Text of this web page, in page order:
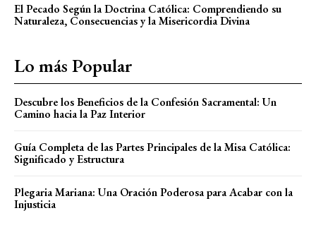
El Pecado Según la Doctrina Católica: Comprendiendo su
Naturaleza, Consecuencias y la Misericordia Divina
Lo más Popular
Descubre los Beneficios de la Confesión Sacramental: Un
Camino hacia la Paz Interior
Guía Completa de las Partes Principales de la Misa Católica:
Significado y Estructura
Plegaria Mariana: Una Oración Poderosa para Acabar con la
Injusticia